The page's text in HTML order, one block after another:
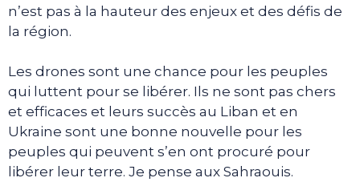
n’est pas à la hauteur des enjeux et des défis de
la région.
Les drones sont une chance pour les peuples
qui luttent pour se libérer. Ils ne sont pas chers
et efficaces et leurs succès au Liban et en
Ukraine sont une bonne nouvelle pour les
peuples qui peuvent s’en ont procuré pour
libérer leur terre. Je pense aux Sahraouis.